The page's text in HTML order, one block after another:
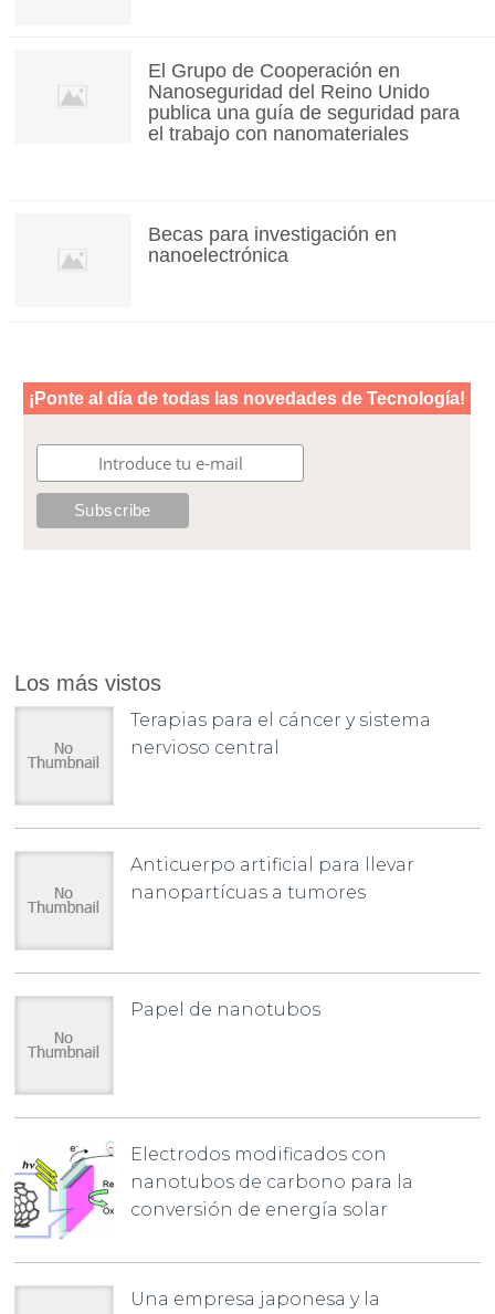
El Grupo de Cooperación en
Nanoseguridad del Reino Unido
publica una guía de seguridad para
el trabajo con nanomateriales
Becas para investigación en
nanoelectrónica
Los más vistos
Terapias para el cáncer y sistema
nervioso central
Anticuerpo artificial para llevar
nanopartícuas a tumores
Papel de nanotubos
Electrodos modificados con
nanotubos de carbono para la
conversión de energía solar
Una empresa japonesa y la